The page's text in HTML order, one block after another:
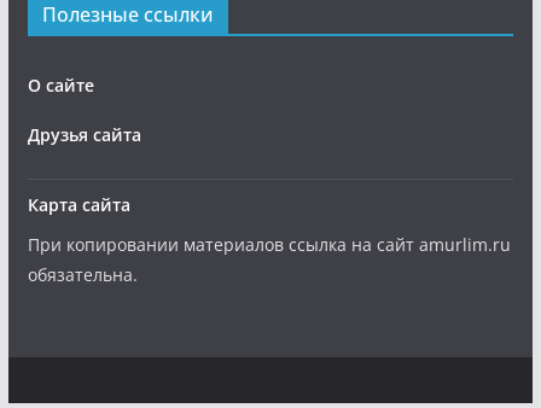
Полезные ссылки
О сайте
Друзья сайта
Карта сайта
При копировании материалов ссылка на сайт amurlim.ru
обязательна.